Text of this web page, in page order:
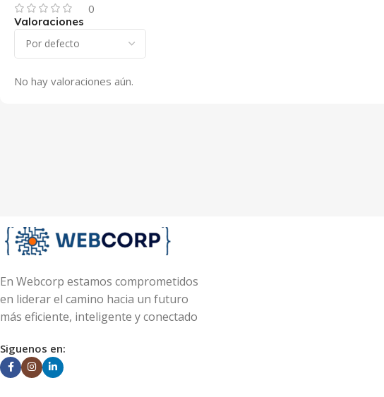
0
Valoraciones
No hay valoraciones aún.
En Webcorp estamos comprometidos
en liderar el camino hacia un futuro
más eficiente, inteligente y conectado
Siguenos en: